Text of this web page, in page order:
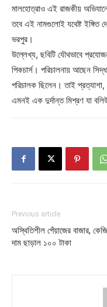
মালহোত্রাও এই রাজকীয়
তবে এই নামগুলোই যথেষ্ট
ভরপুর।
উল্লেখ্য, ছবিটি যৌথভাবে
পিকচার্স। পরিচালনায় আছেন
পরিচালক ছিলেন। তাই
এমনই এক দুর্দান্ত মিশ্রণ যা
Previous article
অস্থিতিশীল পেঁয়াজের বাজার,
দাম ছাড়াল ১০০ টাকা